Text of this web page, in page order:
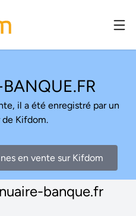
il a été enregistré par un
Kifdom.
en vente sur Kifdom
banque.fr